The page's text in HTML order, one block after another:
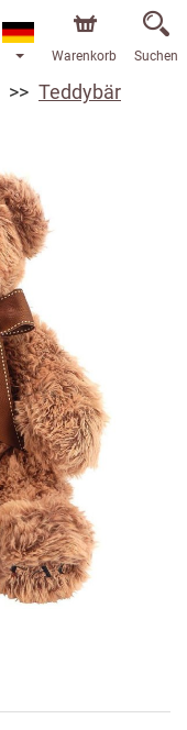
Warenkorb Suchen
Teddybär